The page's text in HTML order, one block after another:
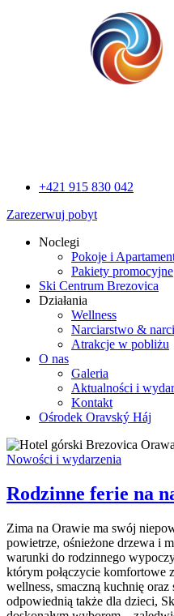
+421 915 830 042
Zarezerwuj pobyt
Noclegi
Pokoje i
Pakiety promocyjne
Ski Centrum Brezovica
Działania
Wellness
Narciarstwo &
Atrakcje w pobliżu
O nas
Galeria
Aktualności i
Kontakt
Ośrodek Oravský Háj
Nowości i wydarzenia
Rodzinne ferie na
Zima na Orawie ma swój
powietrze, ośnieżone drzewa i
warunki do rodzinnego
którym połączycie komfortowe
wellness, smaczną kuchnię oraz
odpowiednią także dla dzieci,